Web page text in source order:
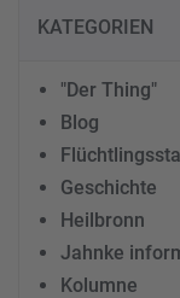
KATEGORIEN
"Der Thing"
Blog
Geschichte
Heilbronn
Jahnke
Kolumne